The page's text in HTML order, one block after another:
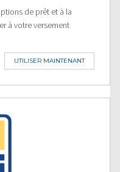
de prêt et à la
à votre versement
UTILISER MAINTENANT